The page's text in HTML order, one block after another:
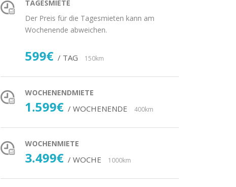
TAGESMIETE
Der Preis für die Tagesmieten kann am
Wochenende abweichen.
599€ / TAG 150km
WOCHENENDMIETE
1.599€ / WOCHENENDE 400km
WOCHENMIETE
3.499€ / WOCHE 1000km